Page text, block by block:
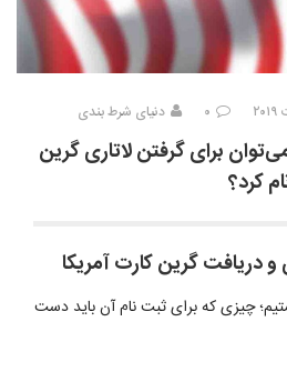
۰ دنیای شرط بندی
برای گرفتن لاتاری گرین
و دریافت گرین کارت آمریکا
چیزی که برای ثبت نام آن باید دست